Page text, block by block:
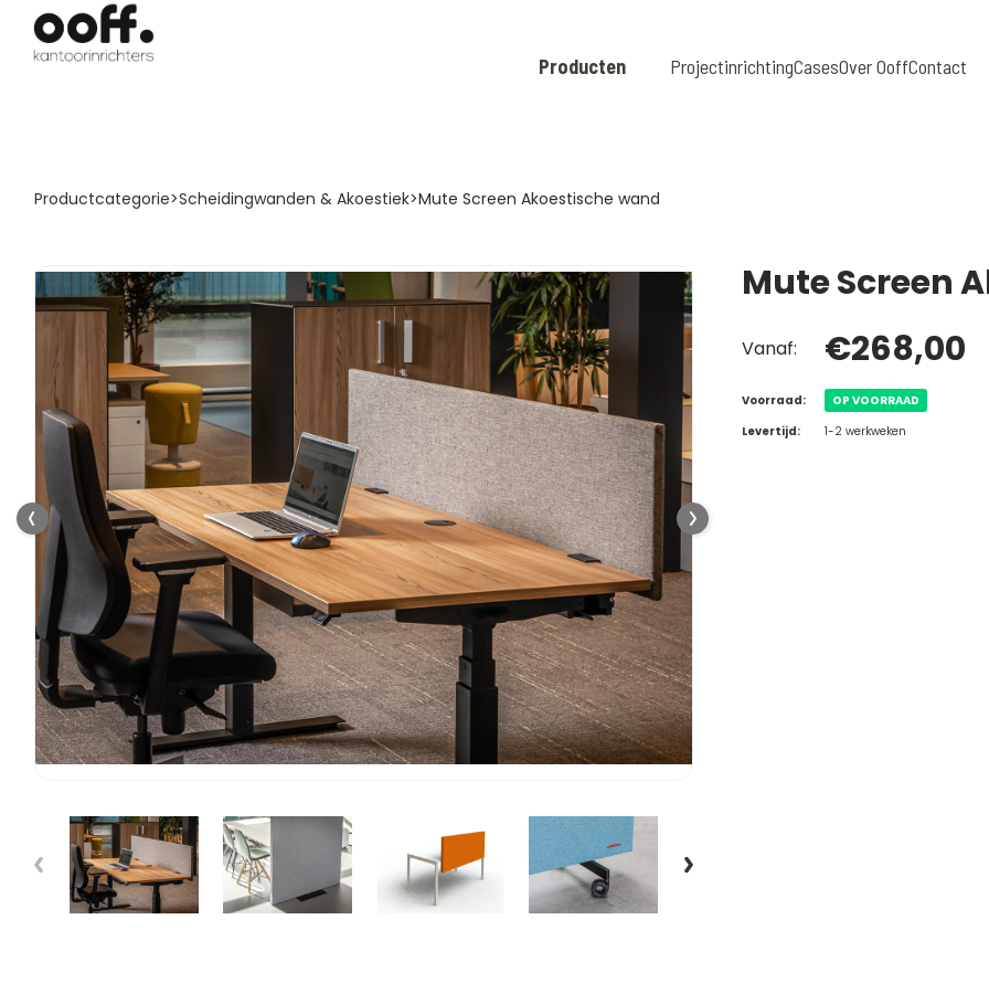
Producten ProjectinrichtingCasesOver OoffContact
Productcategorie>Scheidingwanden & Akoestiek>Mute Screen Akoestische wand
Mute Screen
Vanaf: €268,00
Voorraad:
OP VOORRAAD
Levertijd:
1-2 werkweken